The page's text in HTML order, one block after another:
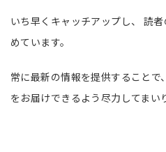
いち早くキャッチアップし、 読
めています。
常に最新の情報を提供すること
をお届けできるよう尽力してまい